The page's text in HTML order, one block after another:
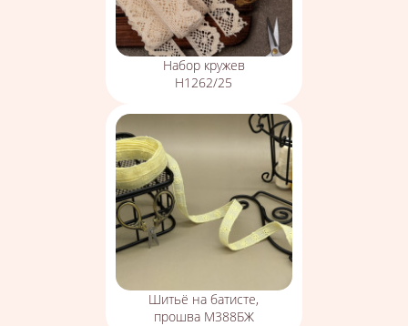
Набор кружев
Н1262/25
Шитьё на батисте,
прошва М388БЖ